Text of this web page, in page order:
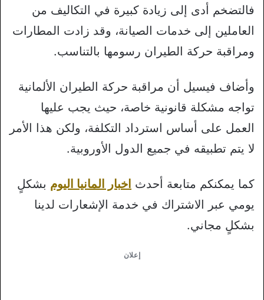
فالتضخم أدى إلى زيادة كبيرة في التكاليف من
العاملين إلى خدمات الصيانة، وقد زادت المطارات
ومراقبة حركة الطيران رسومها بالتناسب.
وأضاف فيسيل أن مراقبة حركة الطيران الألمانية
تواجه مشكلة قانونية خاصة، حيث يجب عليها
العمل على أساس استرداد التكلفة، ولكن هذا الأمر
لا يتم تطبيقه في جميع الدول الأوروبية.
كما يمكنكم متابعة أحدث اخبار المانيا اليوم بشكلٍ
يومي عبر الاشتراك في خدمة الإشعارات لدينا
بشكلٍ مجاني.
إعلان